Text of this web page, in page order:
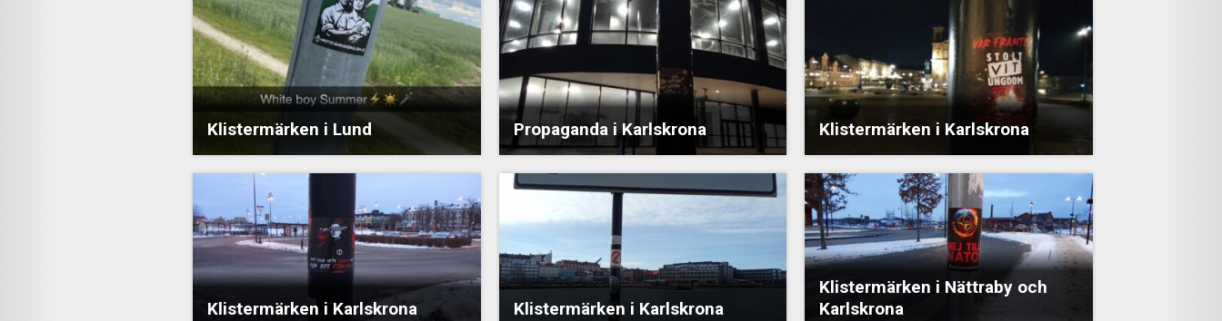
Klistermärken i Lund Propaganda i Karlskrona Klistermärken i Karlskrona
Klistermärken i Karlskrona Klistermärken i Karlskrona
Klistermärken i Nättraby och
Karlskrona